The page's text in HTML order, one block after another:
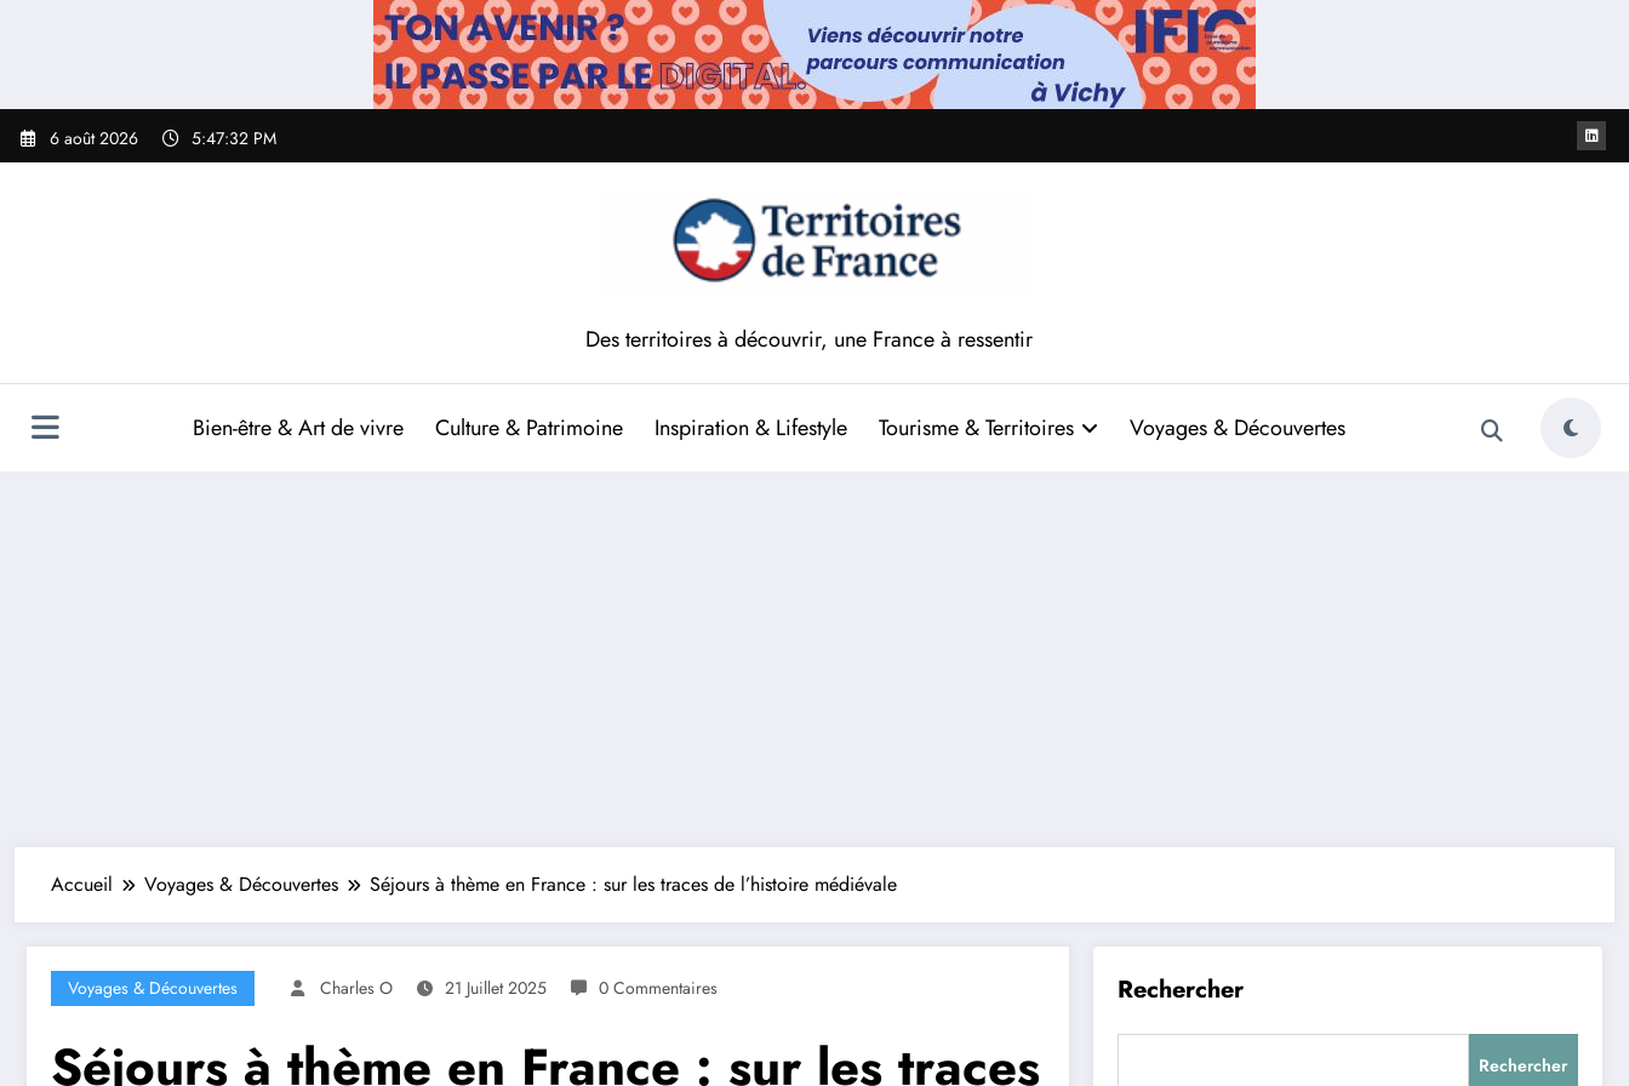
6 août 2026 5:47:33 PM
Des territoires à découvrir, une France à ressentir
Bien-être & Art de vivre Culture & Patrimoine Inspiration & Lifestyle Tourisme & Territoires Voyages & Découvertes
Accueil Voyages & Découvertes Séjours à thème en France : sur les traces de l’histoire médiévale
Voyages & Découvertes Charles O 21 Juillet 2025 0 Commentaires
Séjours à thème en France : sur les traces
Rechercher
Rechercher